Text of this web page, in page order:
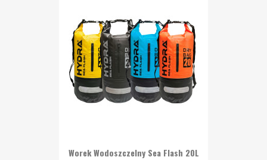
Worek Wodoszczelny Sea Flash 20L